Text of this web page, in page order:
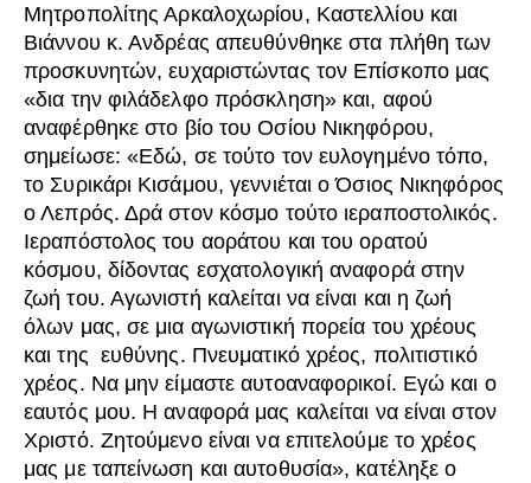
Μητροπολίτης Αρκαλοχωρίου, Καστελλίου και
Βιάννου κ. Ανδρέας απευθύνθηκε στα πλήθη των
προσκυνητών, ευχαριστώντας τον Επίσκοπο μας
«δια την φιλάδελφο πρόσκληση» και, αφού
αναφέρθηκε στο βίο του Οσίου Νικηφόρου,
σημείωσε: «Εδώ, σε τούτο τον ευλογημένο τόπο,
το Συρικάρι Κισάμου, γεννιέται ο Όσιος Νικηφόρος
ο Λεπρός. Δρά στον κόσμο τούτο ιεραποστολικός.
Ιεραπόστολος του αοράτου και του ορατού
κόσμου, δίδοντας εσχατολογική αναφορά στην
ζωή του. Αγωνιστή καλείται να είναι και η ζωή
όλων μας, σε μια αγωνιστική πορεία του χρέους
και της ευθύνης. Πνευματικό χρέος, πολιτιστικό
χρέος. Να μην είμαστε αυτοαναφορικοί. Εγώ και ο
εαυτός μου. Η αναφορά μας καλείται να είναι στον
Χριστό. Ζητούμενο είναι να επιτελούμε το χρέος
μας με ταπείνωση και αυτοθυσία», κατέληξε ο